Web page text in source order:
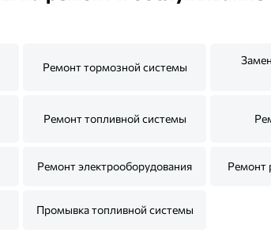
Ремонт тормозной системы
Ремонт топливной системы
Ремонт электрооборудования Ремонт
Промывка топливной системы